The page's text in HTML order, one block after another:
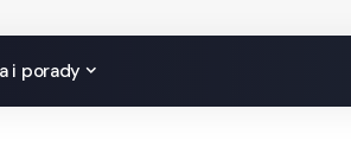
i porady